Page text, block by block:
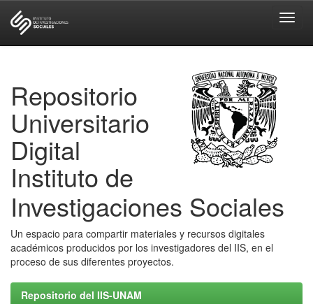
Repositorio
Universitario
Digital
Instituto de
Investigaciones Sociales
Un espacio para compartir materiales y recursos digitales
académicos producidos por los investigadores del IIS, en el
proceso de sus diferentes proyectos.
Repositorio del IIS-UNAM